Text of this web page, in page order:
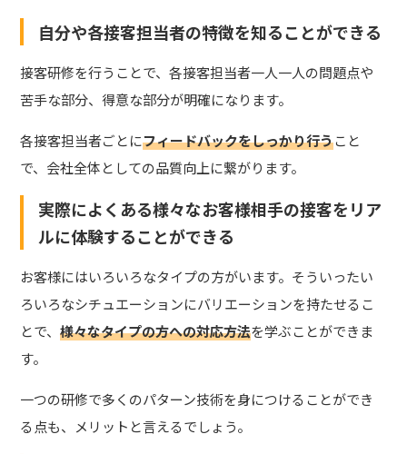
自分や各接客担当者の特徴を知ることができる
接客研修を行うことで、各接客担当者一人一人の問題点や
苦手な部分、得意な部分が明確になります。
各接客担当者ごとにフィードバックをしっかり行うこと
で、会社全体としての品質向上に繋がります。
実際によくある様々なお客様相手の接客をリア
ルに体験することができる
お客様にはいろいろなタイプの方がいます。そういったい
ろいろなシチュエーションにバリエーションを持たせるこ
とで、様々なタイプの方への対応方法を学ぶことができま
す。
一つの研修で多くのパターン技術を身につけることができ
る点も、メリットと言えるでしょう。